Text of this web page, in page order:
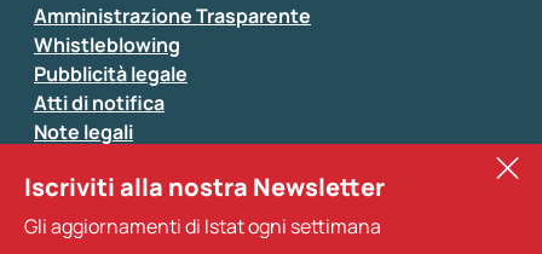
Si prega di non fornire dati di natura personale (ad
Amministrazione Trasparente
Whistleblowing
Pubblicità legale
Atti di notifica
Note legali
Sistan
Altri servizi
Iscriviti alla nostra Newsletter
Gli aggiornamenti di Istat ogni settimana